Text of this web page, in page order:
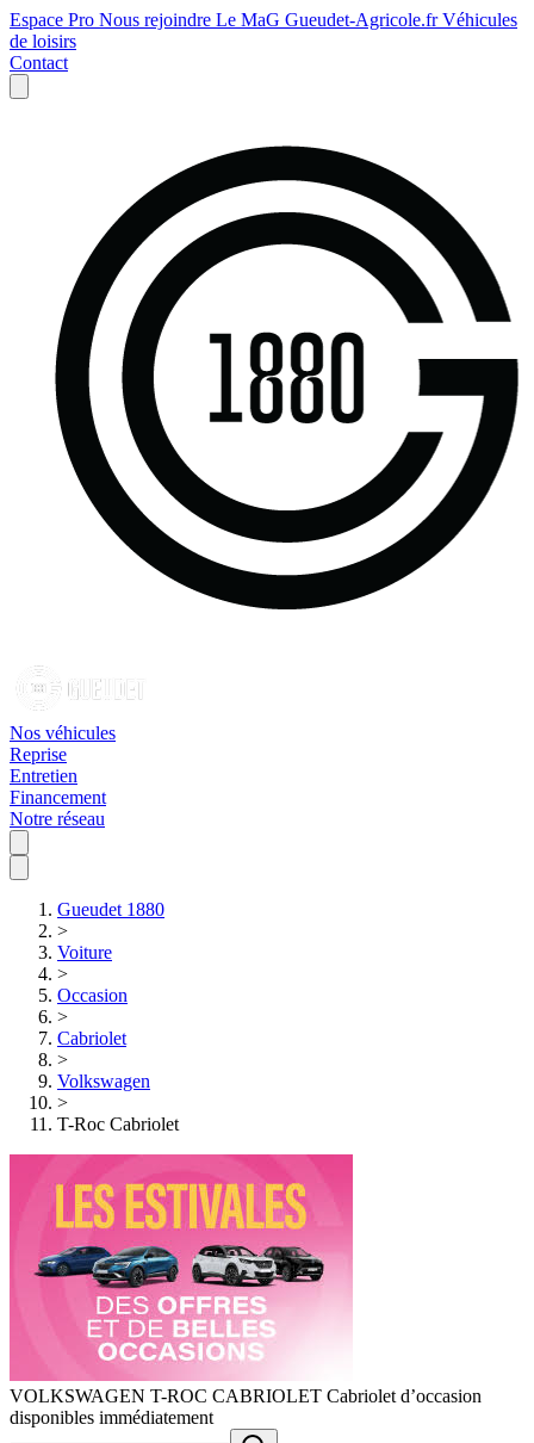
Espace Pro Nous rejoindre Le MaG Gueudet-Agricole.frVéhicules
de loisirs
Contact
Nos véhicules
Reprise
Entretien
Financement
Notre réseau
Gueudet 1880
>
Voiture
>
Occasion
>
Cabriolet
>
Volkswagen
>
T-Roc Cabriolet
VOLKSWAGEN T-ROC CABRIOLET Cabriolet d’occasion
disponibles immédiatement